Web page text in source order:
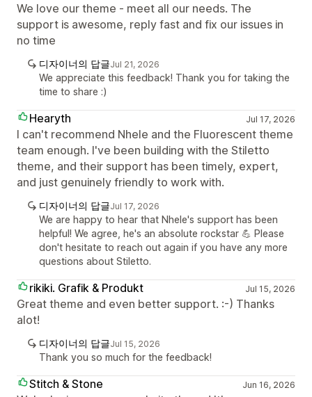
We love our theme - meet all our needs. The
support is awesome, reply fast and fix our issues in
no time
디자이너의 답글Jul 21, 2026
We appreciate this feedback! Thank you for taking the
time to share :)
Hearyth Jul 17, 2026
I can't recommend Nhele and the Fluorescent theme
team enough. I've been building with the Stiletto
theme, and their support has been timely, expert,
and just genuinely friendly to work with.
디자이너의 답글Jul 17, 2026
We are happy to hear that Nhele's support has been
helpful! We agree, he's an absolute rockstar 💪 Please
don't hesitate to reach out again if you have any more
questions about Stiletto.
rikiki. Grafik & Produkt Jul 15, 2026
Great theme and even better support. :-) Thanks
alot!
디자이너의 답글Jul 15, 2026
Thank you so much for the feedback!
Stitch & Stone Jun 16, 2026